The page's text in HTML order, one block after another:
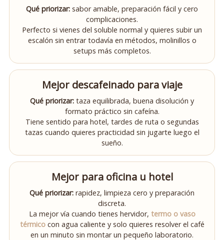
Qué priorizar: sabor amable, preparación fácil y cero
complicaciones.
Perfecto si vienes del soluble normal y quieres subir un
escalón sin entrar todavía en métodos, molinillos o
setups más completos.
Mejor descafeinado para viaje
Qué priorizar: taza equilibrada, buena disolución y
formato práctico sin cafeína.
Tiene sentido para hotel, tardes de ruta o segundas
tazas cuando quieres practicidad sin jugarte luego el
sueño.
Mejor para oficina u hotel
Qué priorizar: rapidez, limpieza cero y preparación
discreta.
La mejor vía cuando tienes hervidor, termo o vaso
térmicocon agua caliente y solo quieres resolver el café
en un minuto sin montar un pequeño laboratorio.